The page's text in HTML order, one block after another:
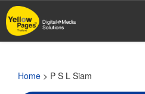
Skip
to
main
Home > P S L Siam